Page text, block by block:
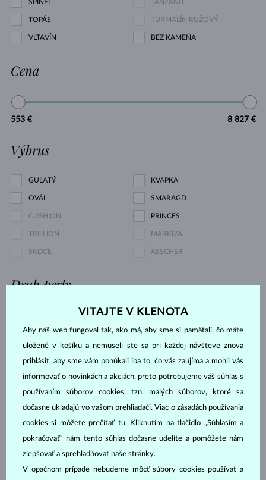
SPINEL TANZANIT
TOPÁS TURMALÍN RUŽOVÝ
VLTAVÍN BEZ KAMEŇA
Cena
553 € 8 827 €
Výbrus
GUĽATÝ KVAPKA
OVÁL SMARAGD
CUSHION PRINCES
TRILLION MARKÍZA
SRDCE ASSCHER
Druh perly
SLADKOVODNÉ AKOYA
TAHITSKÁ JUŽNÉHO PACIFIKU
NA SKLADE NA SKLADE
VITAJTE V KLENOTA
Aby náš web fungoval tak, ako má, aby sme si pamätali, čo máte
uložené v košíku a nemuseli ste sa pri každej návšteve znova
prihlásiť, aby sme vám ponúkali iba to, čo vás zaujíma a mohli vás
informovať o novinkách a akciách, preto potrebujeme váš súhlas s
používaním súborov cookies, tzn. malých súborov, ktoré sa
dočasne ukladajú vo vašom prehliadači. Viac o zásadách používania
cookies si môžete prečítať tu. Kliknutím na tlačidlo „Súhlasím a
pokračovať“ nám tento súhlas dočasne udelíte a pomôžete nám
zlepšovať a sprehľadňovať naše stránky.
V opačnom prípade nebudeme môcť súbory cookies používať a